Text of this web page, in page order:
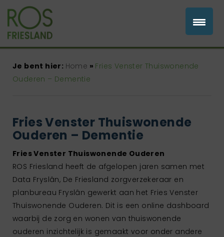
Je bent hier: Home » Fries Venster Thuiswonende
Ouderen – Dementie
Fries Venster Thuiswonende
Ouderen – Dementie
Fries Venster Thuiswonende Ouderen
ROS Friesland heeft de afgelopen jaren samen met
Data Fryslân, De Friesland zorgverzekeraar en
planbureau Fryslân gewerkt aan het Fries Venster
Thuiswonende Ouderen. Dit is een online dashboard
waarbij de zorg en wonen van thuiswonende
ouderen inzichtelijk is gemaakt voor onder andere